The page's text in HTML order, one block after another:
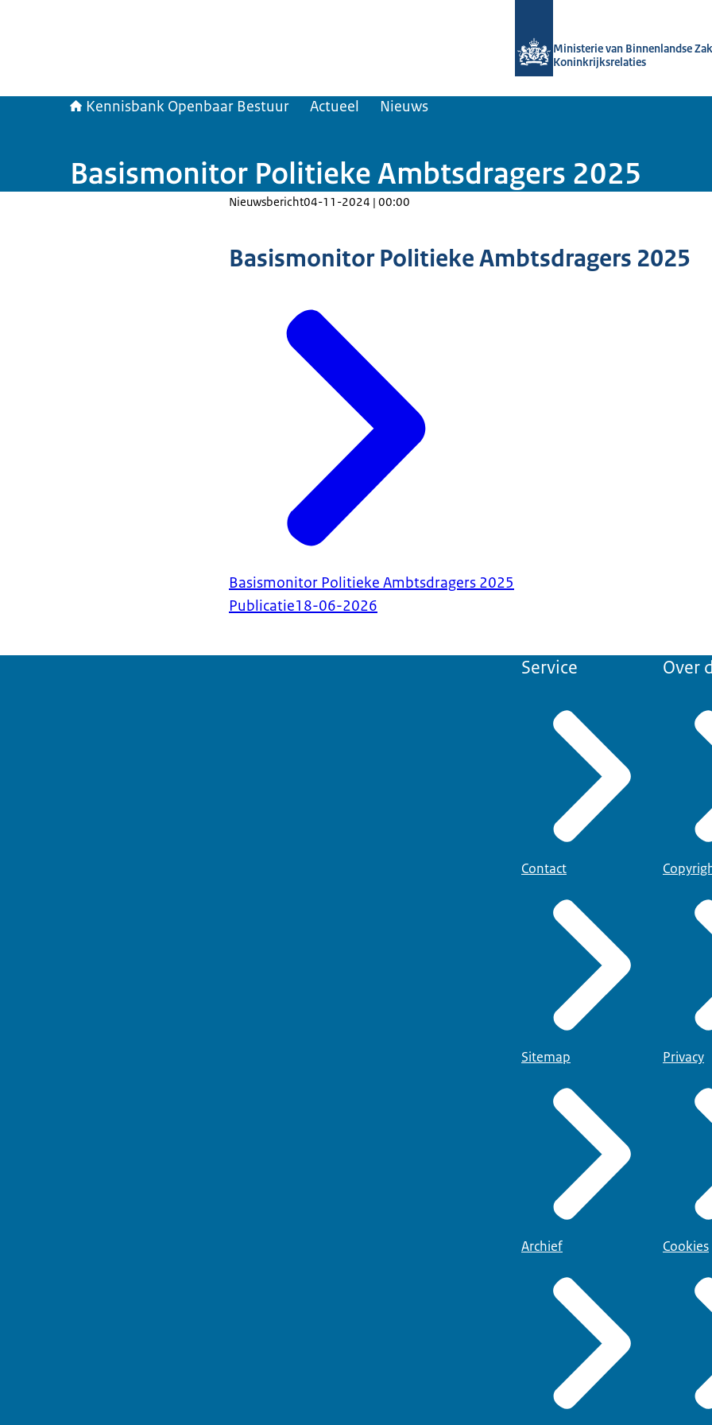
Ministerie van Binnenlandse
Koninkrijksrelaties
Kennisbank Openbaar Bestuur Actueel Nieuws
Basismonitor Politieke Ambtsdragers 2025
Nieuwsbericht04-11-2024 | 00:00
Basismonitor Politieke Ambtsdragers 2025
Basismonitor Politieke Ambtsdragers 2025
Publicatie18-06-2026
Service
Contact
Sitemap
Archief
Over
Privacy
Cookies